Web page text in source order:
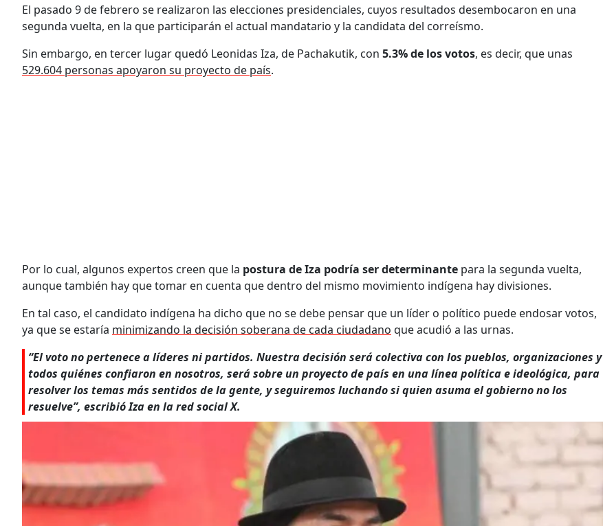
El pasado 9 de febrero se realizaron las elecciones presidenciales, cuyos resultados desembocaron en una
segunda vuelta, en la que participarán el actual mandatario y la candidata del correísmo.
Sin embargo, en tercer lugar quedó Leonidas Iza, de Pachakutik, con 5.3% de los votos, es decir, que unas
529.604 personas apoyaron su proyecto de país.
Por lo cual, algunos expertos creen que la postura de Iza podría ser determinante para la segunda vuelta,
aunque también hay que tomar en cuenta que dentro del mismo movimiento indígena hay divisiones.
En tal caso, el candidato indígena ha dicho que no se debe pensar que un líder o político puede endosar votos,
ya que se estaría minimizando la decisión soberana de cada ciudadano que acudió a las urnas.
“El voto no pertenece a líderes ni partidos. Nuestra decisión será colectiva con los pueblos, organizaciones y
todos quiénes confiaron en nosotros, será sobre un proyecto de país en una línea política e ideológica, para
resolver los temas más sentidos de la gente, y seguiremos luchando si quien asuma el gobierno no los
resuelve”, escribió Iza en la red social X.